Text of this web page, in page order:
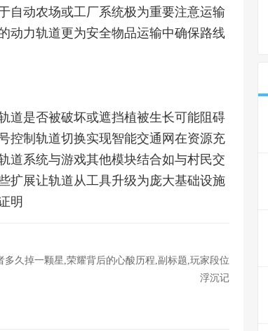
自动农场或工厂系统极为重要注意运输
动力轨道更为安全物品运输中确保路线
道是否被破坏或遮挡植被生长可能阻碍
控制轨道切换实现智能交通网在资源充
道系统与游戏其他模块结合如与村民交
扩展让轨道从工具升级为庞大基础设施
明
多久掉一颗星,荣耀背后的心酸历程,副标题,玩家段位
浮沉记